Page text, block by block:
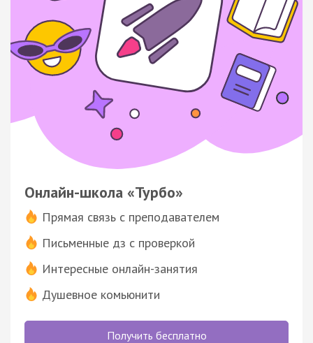
Онлайн-школа «Турбо»
Прямая связь с преподавателем
Письменные дз с проверкой
Интересные онлайн-занятия
Душевное комьюнити
Получить бесплатно